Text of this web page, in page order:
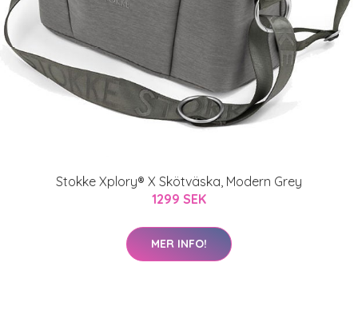
Stokke Xplory® X Skötväska, Modern Grey
1299 SEK
MER INFO!